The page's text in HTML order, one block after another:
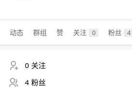
动态 群组 赞 关注 0 粉丝 4
0 关注
4 粉丝